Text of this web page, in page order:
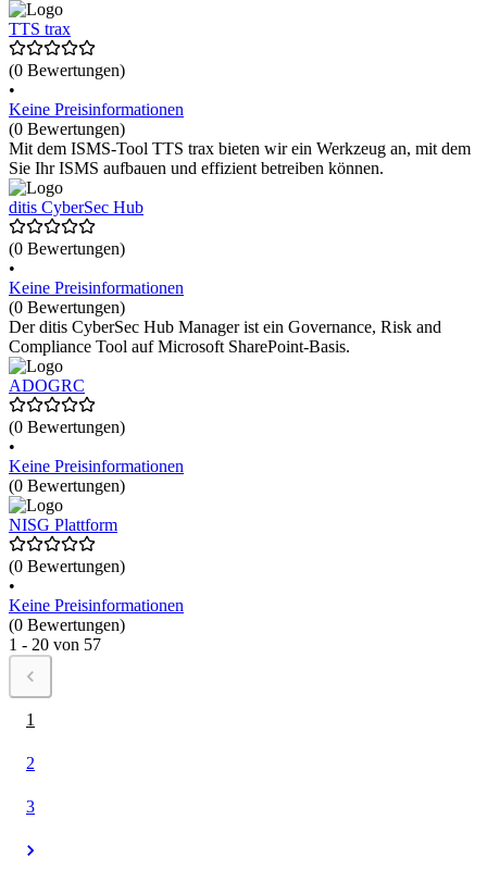
TTS trax
(0 Bewertungen)
•
Keine Preisinformationen
(0 Bewertungen)
Mit dem ISMS-Tool TTS trax bieten wir ein Werkzeug an, mit dem
Sie Ihr ISMS aufbauen und effizient betreiben können.
ditis CyberSec Hub
(0 Bewertungen)
•
Keine Preisinformationen
(0 Bewertungen)
Der ditis CyberSec Hub Manager ist ein Governance, Risk and
Compliance Tool auf Microsoft SharePoint-Basis.
ADOGRC
(0 Bewertungen)
•
Keine Preisinformationen
(0 Bewertungen)
NISG Plattform
(0 Bewertungen)
•
Keine Preisinformationen
(0 Bewertungen)
1 - 20 von 57
1
2
3